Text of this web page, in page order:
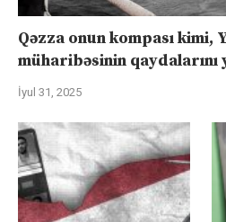
Qəzza onun kompası kimi,
müharibəsinin qaydalarını
İyul 31, 2025